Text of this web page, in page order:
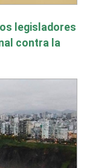
legisladores
contra la